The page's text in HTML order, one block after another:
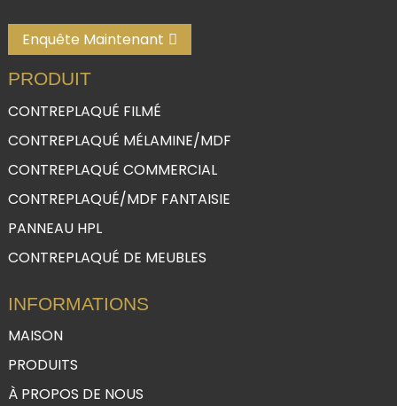
Enquête Maintenant
PRODUIT
CONTREPLAQUÉ FILMÉ
CONTREPLAQUÉ MÉLAMINE/MDF
CONTREPLAQUÉ COMMERCIAL
CONTREPLAQUÉ/MDF FANTAISIE
PANNEAU HPL
CONTREPLAQUÉ DE MEUBLES
INFORMATIONS
MAISON
PRODUITS
À PROPOS DE NOUS